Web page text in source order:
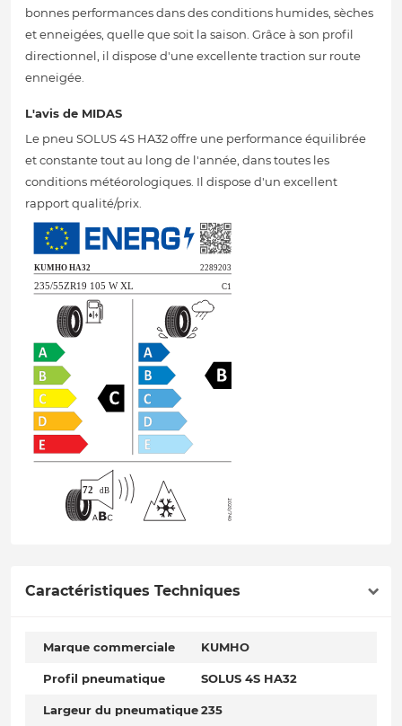
bonnes performances dans des conditions humides, sèches
et enneigées, quelle que soit la saison. Grâce à son profil
directionnel, il dispose d'une excellente traction sur route
enneigée.
L'avis de MIDAS
Le pneu SOLUS 4S HA32 offre une performance équilibrée
et constante tout au long de l'année, dans toutes les
conditions météorologiques. Il dispose d'un excellent
rapport qualité/prix.
Caractéristiques Techniques
Marque commerciale KUMHO
Profil pneumatique SOLUS 4S HA32
Largeur du pneumatique235